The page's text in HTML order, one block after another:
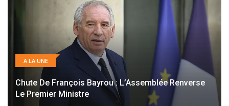
A LA UNE
Chute De François Bayrou : L’Assemblée Renverse
Le Premier Ministre